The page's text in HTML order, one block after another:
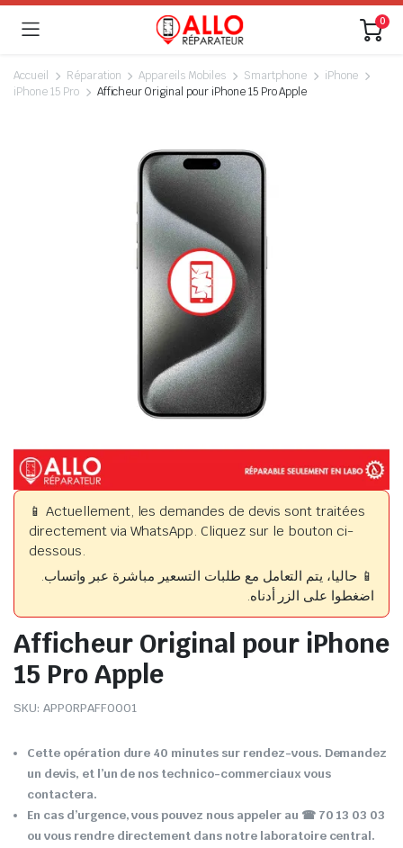
0
Accueil Réparation Appareils Mobiles Smartphone
iPhone
iPhone 15 Pro
Afficheur Original pour iPhone 15 Pro Apple
📱 Actuellement, les demandes de devis sont traitées
directement via WhatsApp. Cliquez sur le bouton ci-
dessous.
📱 حاليا، يتم التعامل مع طلبات التسعير مباشرة عبر واتساب.
اضغطوا على الزر أدناه.
Afficheur Original pour iPhone
15 Pro Apple
SKU: APPORPAFF0001
Cette opération dure 40 minutes sur rendez-vous. Demandez
un devis, et l’un de nos technico-commerciaux vous
contactera.
En cas d’urgence, vous pouvez nous appeler au ☎ 70 13 03 03
ou vous rendre directement dans notre laboratoire central.